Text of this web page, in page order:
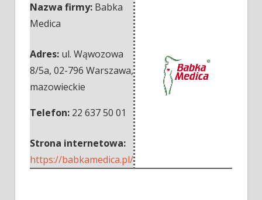
Nazwa firmy: Babka
Medica
Adres: ul. Wąwozowa
8/5a, 02-796 Warszawa,
mazowieckie
Telefon: 22 637 50 01
Strona internetowa:
https://babkamedica.pl/